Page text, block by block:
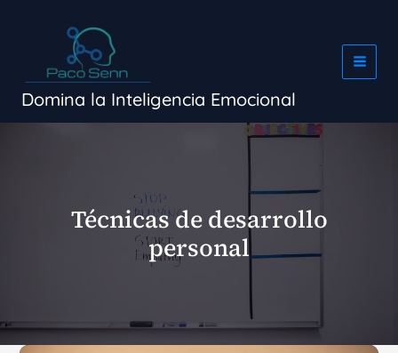
Domina la Inteligencia Emocional
Técnicas de desarrollo
personal